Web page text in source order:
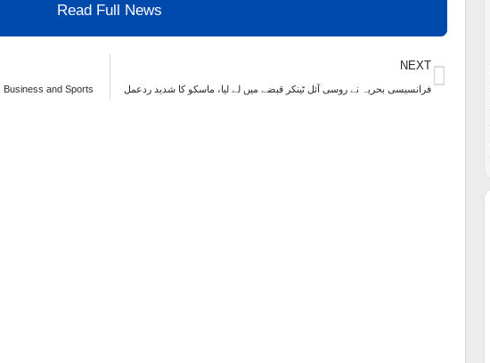
Read Full News
and Sports
NEXT
فرانسیسی بحریہ نے روسی آئل ٹینکر قبضے میں لے لیا، ماسکو کا شدید ردعمل
Next